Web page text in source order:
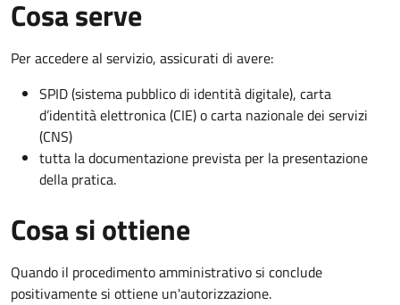
Cosa serve
Per accedere al servizio, assicurati di avere:
SPID (sistema pubblico di identità digitale), carta
d’identità elettronica (CIE) o carta nazionale dei servizi
(CNS)
tutta la documentazione prevista per la presentazione
della pratica.
Cosa si ottiene
Quando il procedimento amministrativo si conclude
positivamente si ottiene un'autorizzazione.